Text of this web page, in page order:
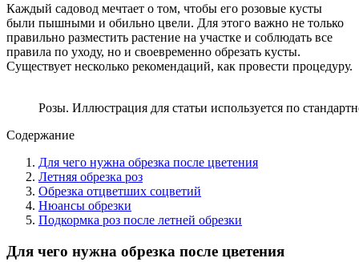
Каждый садовод мечтает о том, чтобы его розовые кусты
были пышными и обильно цвели. Для этого важно не только
правильно разместить растение на участке и соблюдать все
правила по уходу, но и своевременно обрезать кусты.
Существует несколько рекомендаций, как провести процедуру.
Розы. Иллюстрация для статьи используется по
Содержание
Для чего нужна обрезка после цветения
Летняя обрезка роз
Обрезка отцветших соцветий
Нюансы обрезки
Подкормка роз после летней обрезки
Для чего нужна обрезка после цветения